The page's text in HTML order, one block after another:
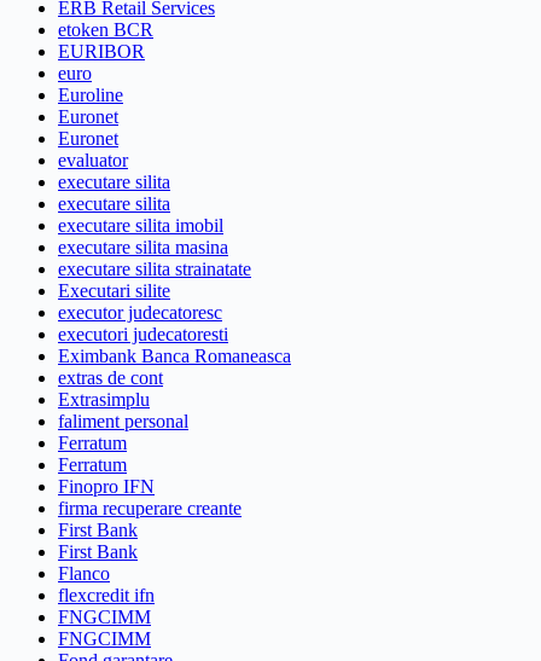
ERB Retail Services
etoken BCR
EURIBOR
euro
Euroline
Euronet
Euronet
evaluator
executare silita
executare silita
executare silita imobil
executare silita masina
executare silita strainatate
Executari silite
executor judecatoresc
executori judecatoresti
Eximbank Banca Romaneasca
extras de cont
Extrasimplu
faliment personal
Ferratum
Ferratum
Finopro IFN
firma recuperare creante
First Bank
First Bank
Flanco
flexcredit ifn
FNGCIMM
FNGCIMM